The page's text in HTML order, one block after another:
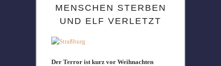
ENSCHEN STERBEN U
ND ELF VERLETZT
Der Terror ist kurz vor Weihnachten